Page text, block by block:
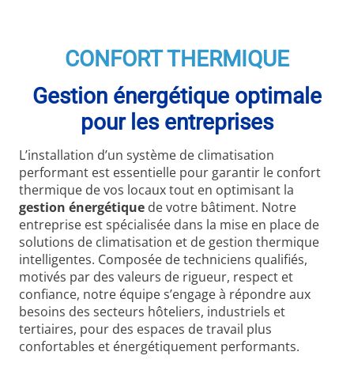
CONFORT THERMIQUE
Gestion énergétique optimale
pour les entreprises
L’installation d’un système de climatisation
performant est essentielle pour garantir le confort
thermique de vos locaux tout en optimisant la
gestion énergétique de votre bâtiment. Notre
entreprise est spécialisée dans la mise en place de
solutions de climatisation et de gestion thermique
intelligentes. Composée de techniciens qualifiés,
motivés par des valeurs de rigueur, respect et
confiance, notre équipe s’engage à répondre aux
besoins des secteurs hôteliers, industriels et
tertiaires, pour des espaces de travail plus
confortables et énergétiquement performants.